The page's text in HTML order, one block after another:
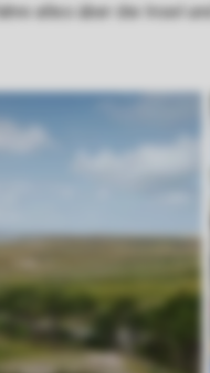
alles über die Insel